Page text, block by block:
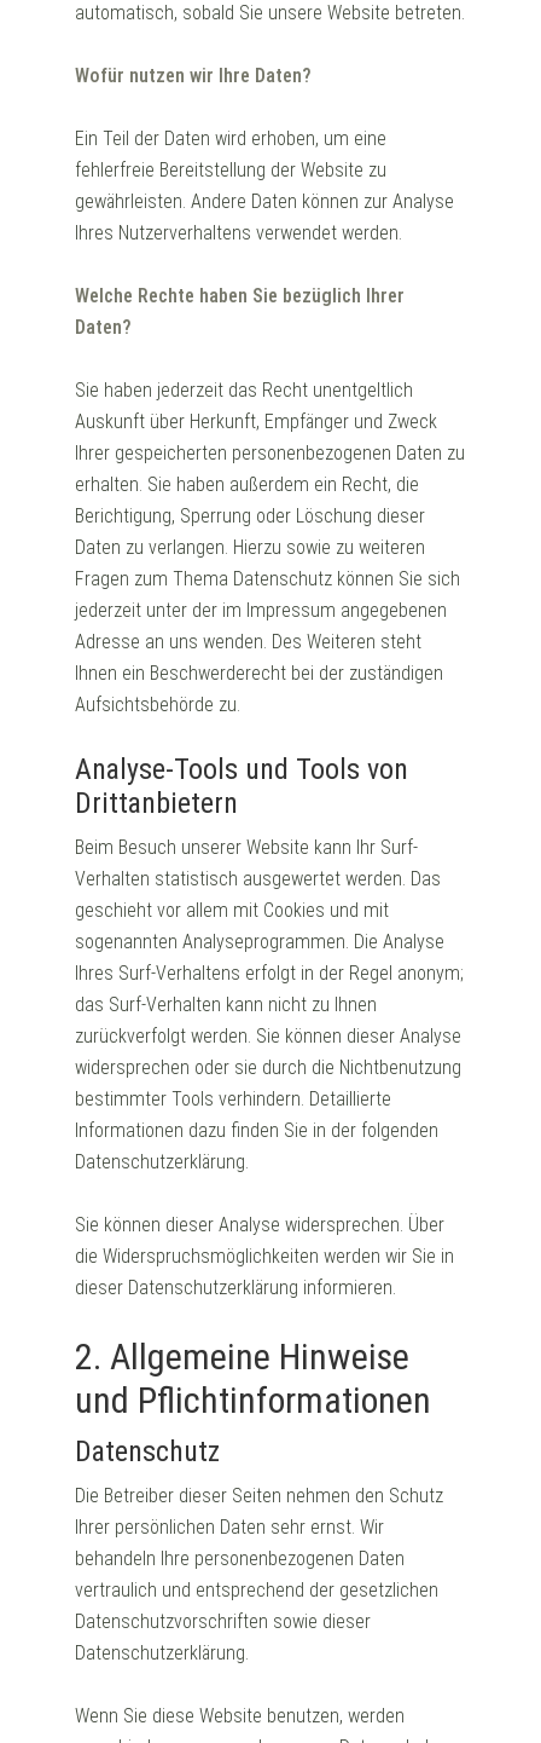
automatisch, sobald Sie unsere Website betreten.
Wofür nutzen wir Ihre Daten?
Ein Teil der Daten wird erhoben, um eine
fehlerfreie Bereitstellung der Website zu
gewährleisten. Andere Daten können zur Analyse
Ihres Nutzerverhaltens verwendet werden.
Welche Rechte haben Sie bezüglich Ihrer
Daten?
Sie haben jederzeit das Recht unentgeltlich
Auskunft über Herkunft, Empfänger und Zweck
Ihrer gespeicherten personenbezogenen Daten zu
erhalten. Sie haben außerdem ein Recht, die
Berichtigung, Sperrung oder Löschung dieser
Daten zu verlangen. Hierzu sowie zu weiteren
Fragen zum Thema Datenschutz können Sie sich
jederzeit unter der im Impressum angegebenen
Adresse an uns wenden. Des Weiteren steht
Ihnen ein Beschwerderecht bei der zuständigen
Aufsichtsbehörde zu.
Analyse-Tools und Tools von
Drittanbietern
Beim Besuch unserer Website kann Ihr Surf-
Verhalten statistisch ausgewertet werden. Das
geschieht vor allem mit Cookies und mit
sogenannten Analyseprogrammen. Die Analyse
Ihres Surf-Verhaltens erfolgt in der Regel anonym;
das Surf-Verhalten kann nicht zu Ihnen
zurückverfolgt werden. Sie können dieser Analyse
widersprechen oder sie durch die Nichtbenutzung
bestimmter Tools verhindern. Detaillierte
Informationen dazu finden Sie in der folgenden
Datenschutzerklärung.
Sie können dieser Analyse widersprechen. Über
die Widerspruchsmöglichkeiten werden wir Sie in
dieser Datenschutzerklärung informieren.
2. Allgemeine Hinweise
und Pflichtinformationen
Datenschutz
Die Betreiber dieser Seiten nehmen den Schutz
Ihrer persönlichen Daten sehr ernst. Wir
behandeln Ihre personenbezogenen Daten
vertraulich und entsprechend der gesetzlichen
Datenschutzvorschriften sowie dieser
Datenschutzerklärung.
Wenn Sie diese Website benutzen, werden